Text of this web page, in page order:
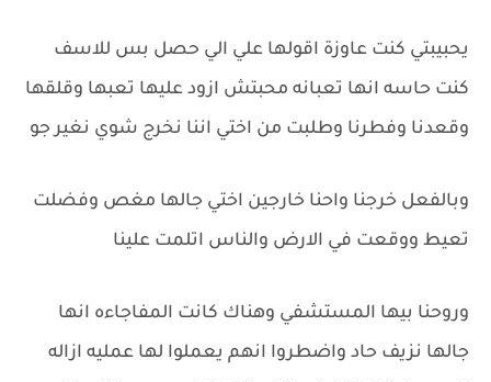
يحبيبتي كنت عاوزة اقولها علي الي حصل بس للاسف
كنت حاسه انها تعبانه محبتش ازود عليها تعبها وقلقها
وقعدنا وفطرنا وطلبت من اختي اننا نخرج شوي نغير جو
وبالفعل خرجنا واحنا خارجين اختي جالها مغص وفضلت
تعيط ووقعت في الارض والناس اتلمت علينا
وروحنا بيها المستشفي وهناك كانت المفاجاءه انها
جالها نزيف حاد واضطروا انهم يعملوا لها عمليه ازاله